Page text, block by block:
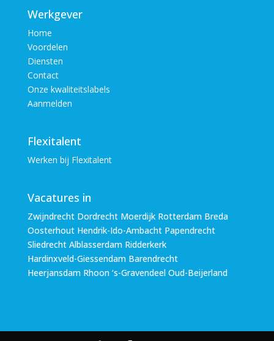
Werkgever
Home
Voordelen
Diensten
Contact
Onze kwaliteitslabels
Aanmelden
Flexitalent
Werken bij Flexitalent
Vacatures in
Zwijndrecht Dordrecht Moerdijk Rotterdam Breda
Oosterhout Hendrik-Ido-Ambacht Papendrecht
Sliedrecht Alblasserdam Ridderkerk
Hardinxveld-Giessendam Barendrecht
Heerjansdam Rhoon ‘s-Gravendeel Oud-Beijerland